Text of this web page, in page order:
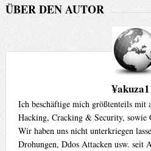
ÜBER DEN AUTOR
Ich beschäftige mich größtenteils mit
Hacking, Cracking & Security, sowie
Wir haben uns nicht unterkriegen
Drohungen, Ddos Attacken usw. seit